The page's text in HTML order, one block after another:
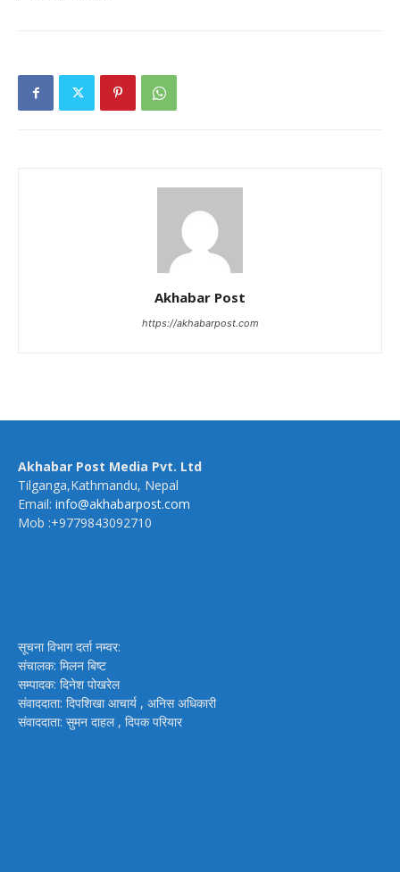
Akhabar Post
https://akhabarpost.com
Akhabar Post Media Pvt. Ltd
Tilganga,Kathmandu, Nepal
Email: info@akhabarpost.com
Mob :+9779843092710
सूचना विभाग दर्ता नम्वर:
संचालक: मिलन बिष्ट
सम्पादक: दिनेश पोखरेल
संवाददाता: दिपशिखा आचार्य , अनिस अधिकारी
संवाददाता: सुमन दाहल , दिपक परियार